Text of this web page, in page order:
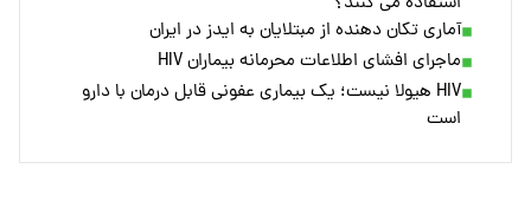
آماری تکان دهنده از مبتلایان به ایدز در ایران
ماجرای افشای اطلاعات محرمانه بیماران HIV
HIV هیولا نیست؛ یک بیماری عفونی قابل درمان با دارو
است